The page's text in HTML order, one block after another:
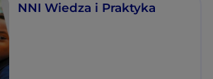
NNI Wiedza i Praktyka